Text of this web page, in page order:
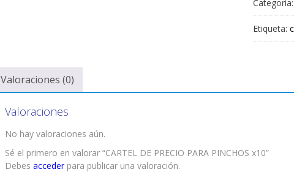
Categoría:
Etiqueta:
Valoraciones (0)
Valoraciones
No hay valoraciones aún.
Sé el primero en valorar “CARTEL DE PRECIO PARA PINCHOS x10”
Debes accederpara publicar una valoración.